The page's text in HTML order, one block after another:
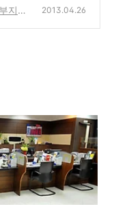
왕
지에
2013.04.26